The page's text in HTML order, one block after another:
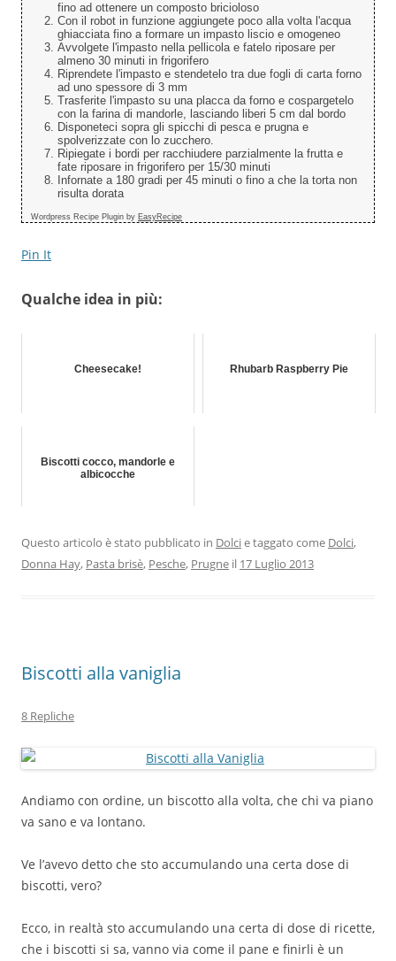
fino ad ottenere un composto bricioloso
Con il robot in funzione aggiungete poco alla volta l'acqua
ghiacciata fino a formare un impasto liscio e omogeneo
Avvolgete l'impasto nella pellicola e fatelo riposare per
almeno 30 minuti in frigorifero
Riprendete l'impasto e stendetelo tra due fogli di carta forno
ad uno spessore di 3 mm
Trasferite l'impasto su una placca da forno e cospargetelo
con la farina di mandorle, lasciando liberi 5 cm dal bordo
Disponeteci sopra gli spicchi di pesca e prugna e
spolverizzate con lo zucchero.
Ripiegate i bordi per racchiudere parzialmente la frutta e
fate riposare in frigorifero per 15/30 minuti
Infornate a 180 gradi per 45 minuti o fino a che la torta non
risulta dorata
Wordpress Recipe Plugin by EasyRecipe
Pin It
Qualche idea in più:
Cheesecake! Rhubarb Raspberry Pie
Biscotti cocco, mandorle e
albicocche
Questo articolo è stato pubblicato in Dolcie taggato come Dolci,
Donna Hay, Pasta brisè, Pesche, Prugne il 17 Luglio 2013
Biscotti alla vaniglia
8 Repliche
Andiamo con ordine, un biscotto alla volta, che chi va piano
va sano e va lontano.
Ve l’avevo detto che sto accumulando una certa dose di
biscotti, vero?
Ecco, in realtà sto accumulando una certa di dose di ricette,
che i biscotti si sa, vanno via come il pane e finirli è un